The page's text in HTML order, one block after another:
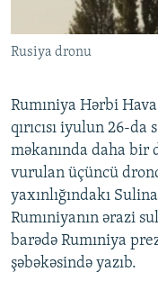
Rusiya dronu
Rumıniya Hərbi
qırıcısı iyulun 26-
məkanında daha bir
vurulan üçüncü
yaxınlığındakı
Rumıniyanın ərazi
barədə Rumıniya
şəbəkəsində yazıb.